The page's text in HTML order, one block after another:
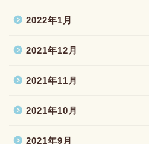
2022年1月
2021年12月
2021年11月
2021年10月
2021年9月